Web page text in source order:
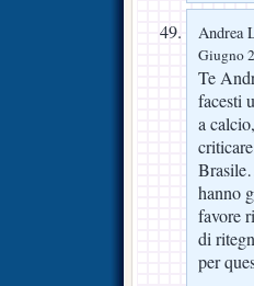
Andrea
Giugno
Te
facesti
a
hanno
favore
di
per